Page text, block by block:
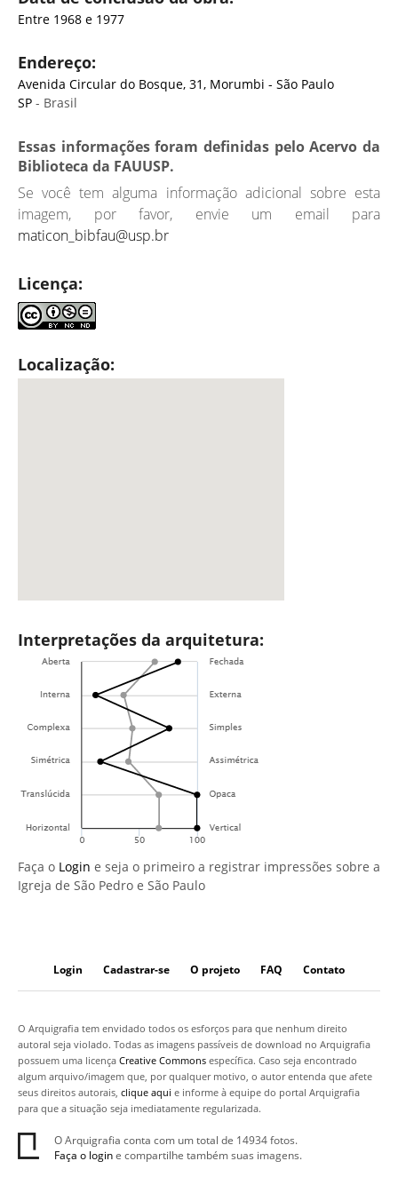
Entre 1968 e 1977
Endereço:
Avenida Circular do Bosque, 31, Morumbi - São Paulo
SP - Brasil
Essas informações foram definidas pelo Acervo da
Biblioteca da FAUUSP.
Se você tem alguma informação adicional sobre esta
imagem, por favor, envie um email para
maticon_bibfau@usp.br
Licença:
Localização:
Interpretações da arquitetura:
Faça o Login e seja o primeiro a registrar impressões sobre a
Igreja de São Pedro e São Paulo
Login Cadastrar-se O projeto FAQ Contato
O Arquigrafia tem envidado todos os esforços para que nenhum direito
autoral seja violado. Todas as imagens passíveis de download no Arquigrafia
possuem uma licença Creative Commons específica. Caso seja encontrado
algum arquivo/imagem que, por qualquer motivo, o autor entenda que afete
seus direitos autorais, clique aqui e informe à equipe do portal Arquigrafia
para que a situação seja imediatamente regularizada.
O Arquigrafia conta com um total de 14934 fotos.
Faça o logine compartilhe também suas imagens.